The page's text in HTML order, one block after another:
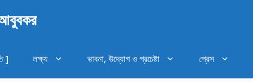
] লক্ষ্য ভাবনা, উদ্যোগ ও প্রচেষ্টা প্রেস